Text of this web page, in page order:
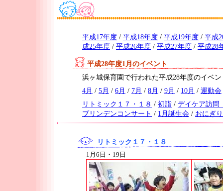
平成17年度 / 平成18年度 / 平成19年度 / 平成
成25年度 / 平成26年度 / 平成27年度 / 平成28
平成28年度1月のイベント
浜ヶ城保育園で行われた平成28年度のイベ
4月 / 5月 / 6月 / 7月 / 8月 / 9月 / 10月 / 運動会
リトミック１７・１８ / 初詣 / デイケア訪問
ブリンデンコンサート / 1月誕生会 / おにぎ
リトミック１７・１８
1月6日・19日